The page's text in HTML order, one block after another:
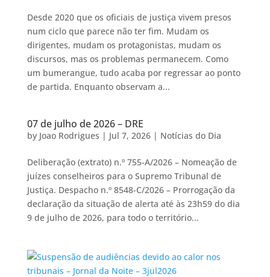
Desde 2020 que os oficiais de justiça vivem presos
num ciclo que parece não ter fim. Mudam os
dirigentes, mudam os protagonistas, mudam os
discursos, mas os problemas permanecem. Como
um bumerangue, tudo acaba por regressar ao ponto
de partida. Enquanto observam a...
07 de julho de 2026 – DRE
by Joao Rodrigues | Jul 7, 2026| Notícias do Dia
Deliberação (extrato) n.º 755-A/2026 – Nomeação de
juízes conselheiros para o Supremo Tribunal de
Justiça. Despacho n.º 8548-C/2026 – Prorrogação da
declaração da situação de alerta até às 23h59 do dia
9 de julho de 2026, para todo o território...